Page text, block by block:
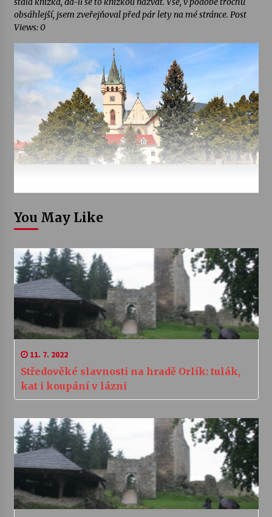
obsáhlejší, jsem zveřejňoval před pár lety na mé stránce. Post
Views: 0
You May Like
11. 7. 2022
Středověké slavnosti na hradě Orlík: tulák,
kat i koupání v lázni